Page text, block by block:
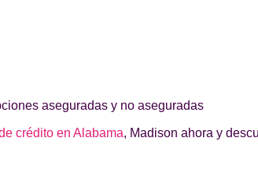
aseguradas y no aseguradas
crédito en Alabama, Madison ahora y